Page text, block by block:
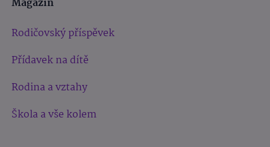
Rodičovský příspěvek
Přídavek na dítě
Rodina a vztahy
Škola a vše kolem